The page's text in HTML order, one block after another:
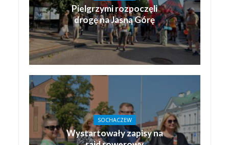
Pielgrzymi rozpoczęli
drogę na Jasną Górę
SOCHACZEW
Wystartowały zapisy na